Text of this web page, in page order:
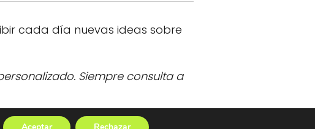
cada día nuevas ideas sobre
Siempre consulta a
a ahorrar!